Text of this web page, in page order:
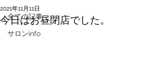
全ての記事
サロンinfo
今日はお昼閉店でした。
2021年11月11日